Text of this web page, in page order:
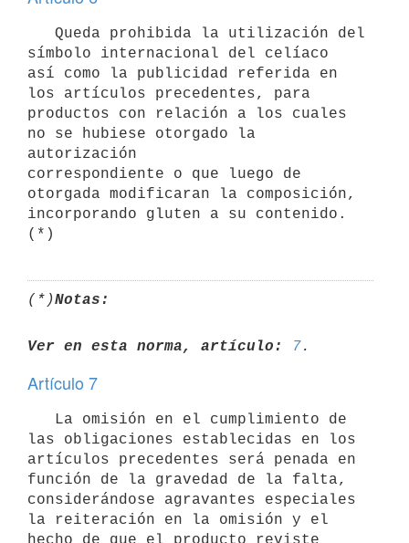
símbolo internacional del celíaco
así como la publicidad referida en
los artículos precedentes, para
productos con relación a los cuales
no se hubiese otorgado la
autorización
correspondiente o que luego de
otorgada modificaran la composición,
incorporando gluten a su contenido.
(*)Notas:
Ver en esta norma, artículo: 7
Artículo 7
las obligaciones establecidas en los
artículos precedentes será penada en
función de la gravedad de la falta,
considerándose agravantes especiales
la reiteración en la omisión y el